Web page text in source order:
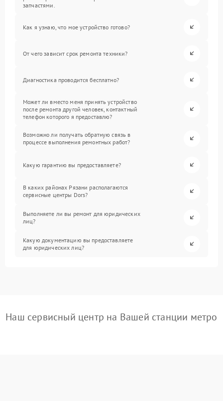
запчастями.
Как я узнаю, что мое устройство готово?
От чего зависит срок ремонта техники?
Диагностика проводится бесплатно?
Может ли вместо меня принять устройство
после ремонта другой человек, контактный
телефон которого я предоставлю?
Возможно ли получать обратную связь в
процессе выполнения ремонтных работ?
Какую гарантию вы предоставляете?
В каких районах Рязани располагаются
сервисные центры Dors?
Выполняете ли вы ремонт для юридических
лиц?
Какую документацию вы предоставляете
для юридических лиц?
Наш сервисный центр на Вашей станции метро